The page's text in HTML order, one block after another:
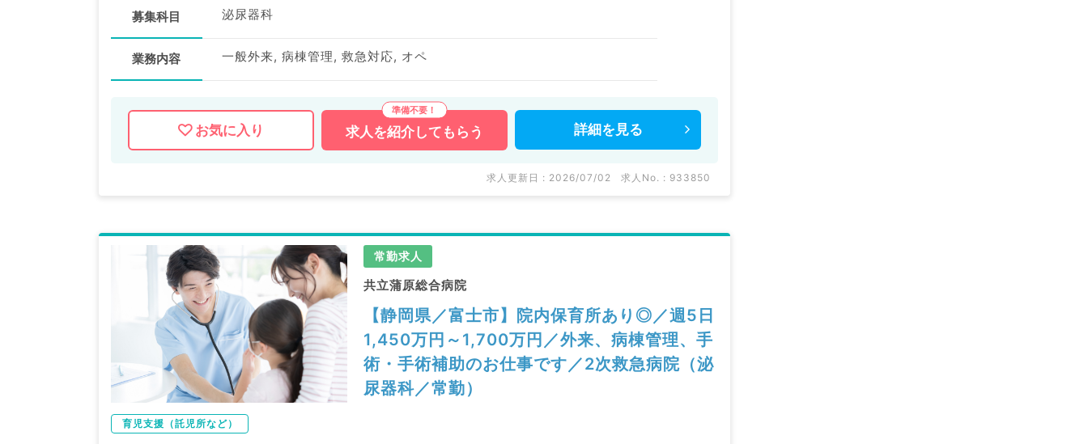
募集科目 泌尿器科
業務内容 一般外来, 病棟管理, 救急対応, オペ
お気に入り 求人を紹介してもらう 詳細を 見る
求人更新日 : 2026/07/02 求人No. : 933850
常勤求人
共立蒲原総合病院
【静岡県／富士市】院内保育所あり◎／週5日
1,450万円～1,700万円／外来、病棟管理、手
術・手術補助のお仕事です／2次救急病院（泌
尿器科／常勤）
育児支援（託児所など）